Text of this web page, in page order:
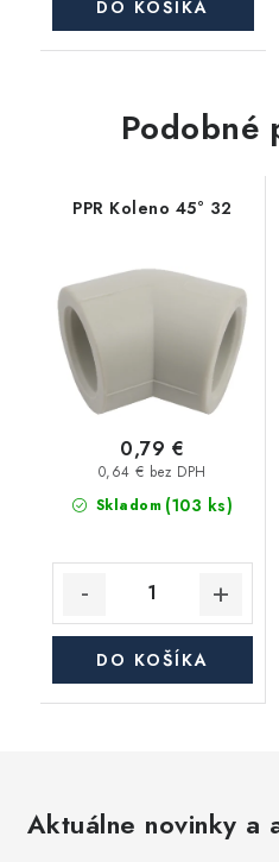
DO KOŠÍKA
Podobné
PPR Koleno 45° 32
Skladom (103 ks)
0,64 € bez DPH
0,79 €
DO KOŠÍKA
Aktuálne novinky a